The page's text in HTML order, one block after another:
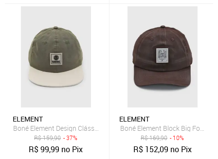
ELEMENT
Boné Element Design Clássico Verde
R$159,90 - 37%
R$99,99 no Pix
ELEMENT
Boné Element Block Big Foot
R$169,90 - 10%
R$ 152,09 no Pix